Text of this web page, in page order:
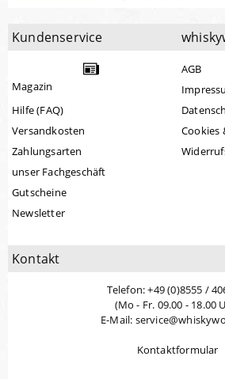
Kundenservice
Magazin
Hilfe (FAQ)
Versandkosten
Zahlungsarten
unser Fachgeschäft
Gutscheine
Newsletter
AGB
Cookies
Kontakt
Telefon: +49 (0)8555 /
(Mo - Fr. 09.00 - 18.00
E-Mail:
Kontaktformular